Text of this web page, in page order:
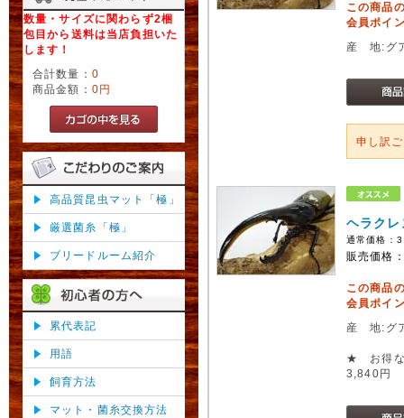
数量・サイズに関わらず2梱
包目から送料は当店負担いた
します！
合計数量： 0
商品金額： 0円
高品質昆虫マット「極」
厳選菌糸「極」
ブリードルーム紹介
累代表記
用語
飼育方法
マット・菌糸交換方法
この商品
会員ポイ
産 地:グ
申し訳
ヘラク
通常価格：
販売価格
この商品
会員ポイ
産 地:グ
★ お得
3,840円